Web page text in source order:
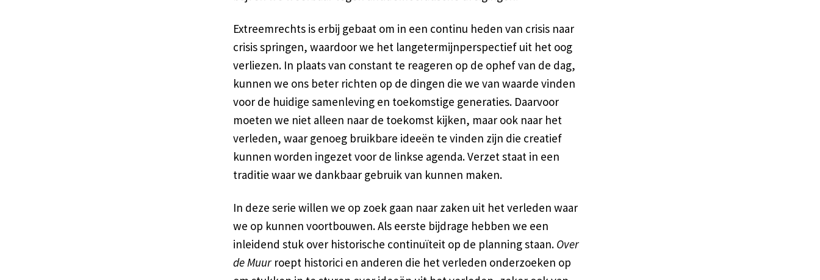
Extreemrechts is erbij gebaat om in een continu heden van crisis naar
crisis springen, waardoor we het langetermijnperspectief uit het oog
verliezen. In plaats van constant te reageren op de ophef van de dag,
kunnen we ons beter richten op de dingen die we van waarde vinden
voor de huidige samenleving en toekomstige generaties. Daarvoor
moeten we niet alleen naar de toekomst kijken, maar ook naar het
verleden, waar genoeg bruikbare ideeën te vinden zijn die creatief
kunnen worden ingezet voor de linkse agenda. Verzet staat in een
traditie waar we dankbaar gebruik van kunnen maken.
In deze serie willen we op zoek gaan naar zaken uit het verleden waar
we op kunnen voortbouwen. Als eerste bijdrage hebben we een
inleidend stuk over historische continuïteit op de planning staan. Over
de Muur roept historici en anderen die het verleden onderzoeken op